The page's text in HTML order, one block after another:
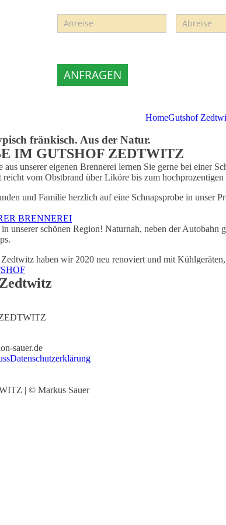
ANFRAGEN
Sie
menschlich
sind,
dieses
Feld
leer.
HomeGutshof
fränkisch. Aus der Natur.
IM GUTSHOF ZEDTWITZ
aus unserer eigenen Brennerei lernen Sie gerne bei
reicht vom Obstbrand über Liköre bis zum
und Familie herzlich auf eine Schnapsprobe in unser
BRENNEREI
unserer schönen Region! Naturnah, neben der
haben wir 2020 neu renoviert und mit
sauer.de
Datenschutzerklärung
| © Markus Sauer